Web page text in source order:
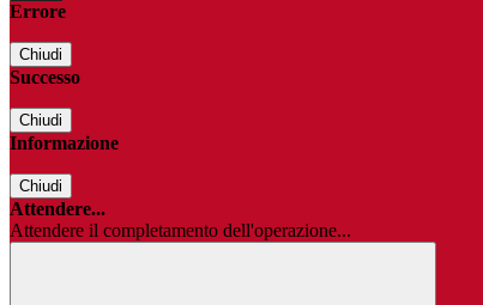
Errore
Chiudi
Successo
Chiudi
Informazione
Chiudi
Attendere...
Attendere il completamento dell'operazione...